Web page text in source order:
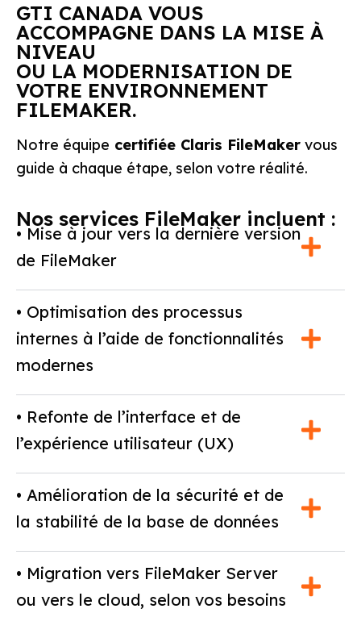
GTI CANADA VOUS
ACCOMPAGNE DANS LA MISE À
NIVEAU
OU LA MODERNISATION DE
VOTRE ENVIRONNEMENT
FILEMAKER.
Notre équipe certifiée Claris FileMaker vous
guide à chaque étape, selon votre réalité.
Nos services FileMaker incluent :
• Mise à jour vers la dernière version
de FileMaker
• Optimisation des processus
internes à l’aide de fonctionnalités
modernes
• Refonte de l’interface et de
l’expérience utilisateur (UX)
• Amélioration de la sécurité et de
la stabilité de la base de données
• Migration vers FileMaker Server
ou vers le cloud, selon vos besoins